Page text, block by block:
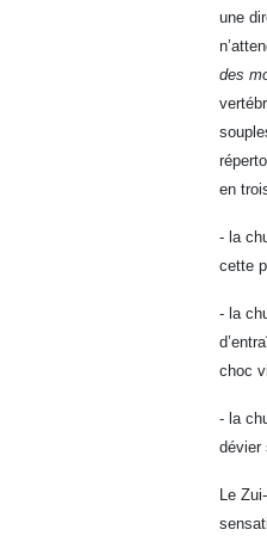
une
des
en
- la
cette
- la
choc
- la
dévier
Le